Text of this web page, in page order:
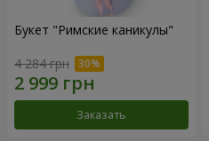
Букет "Римские каникулы"
4 284 грн
Заказать